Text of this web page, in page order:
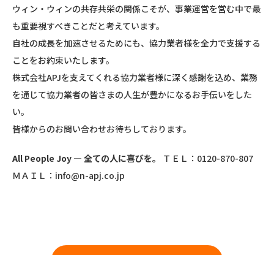
ウィン・ウィンの共存共栄の関係こそが、事業運営を営む中で最
も重要視すべきことだと考えています。
自社の成長を加速させるためにも、協力業者様を全力で支援する
ことをお約束いたします。
株式会社APJを支えてくれる協力業者様に深く感謝を込め、業務
を通じて協力業者の皆さまの人生が豊かになるお手伝いをした
い。
皆様からのお問い合わせお待ちしております。
All People Joy ― 全ての人に喜びを。
ＴＥＬ：0120-870-807
ＭＡＩＬ：info@n-apj.co.jp